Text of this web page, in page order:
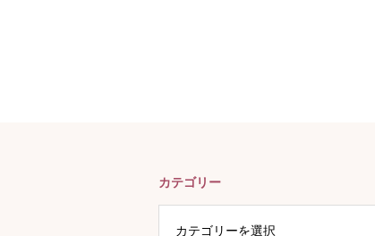
カテゴリー